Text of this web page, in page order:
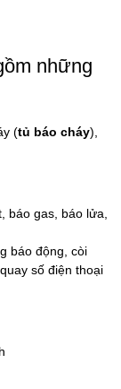
những
(tủ báo cháy),
báo gas, báo lửa,
báo động, còi
số điện thoại